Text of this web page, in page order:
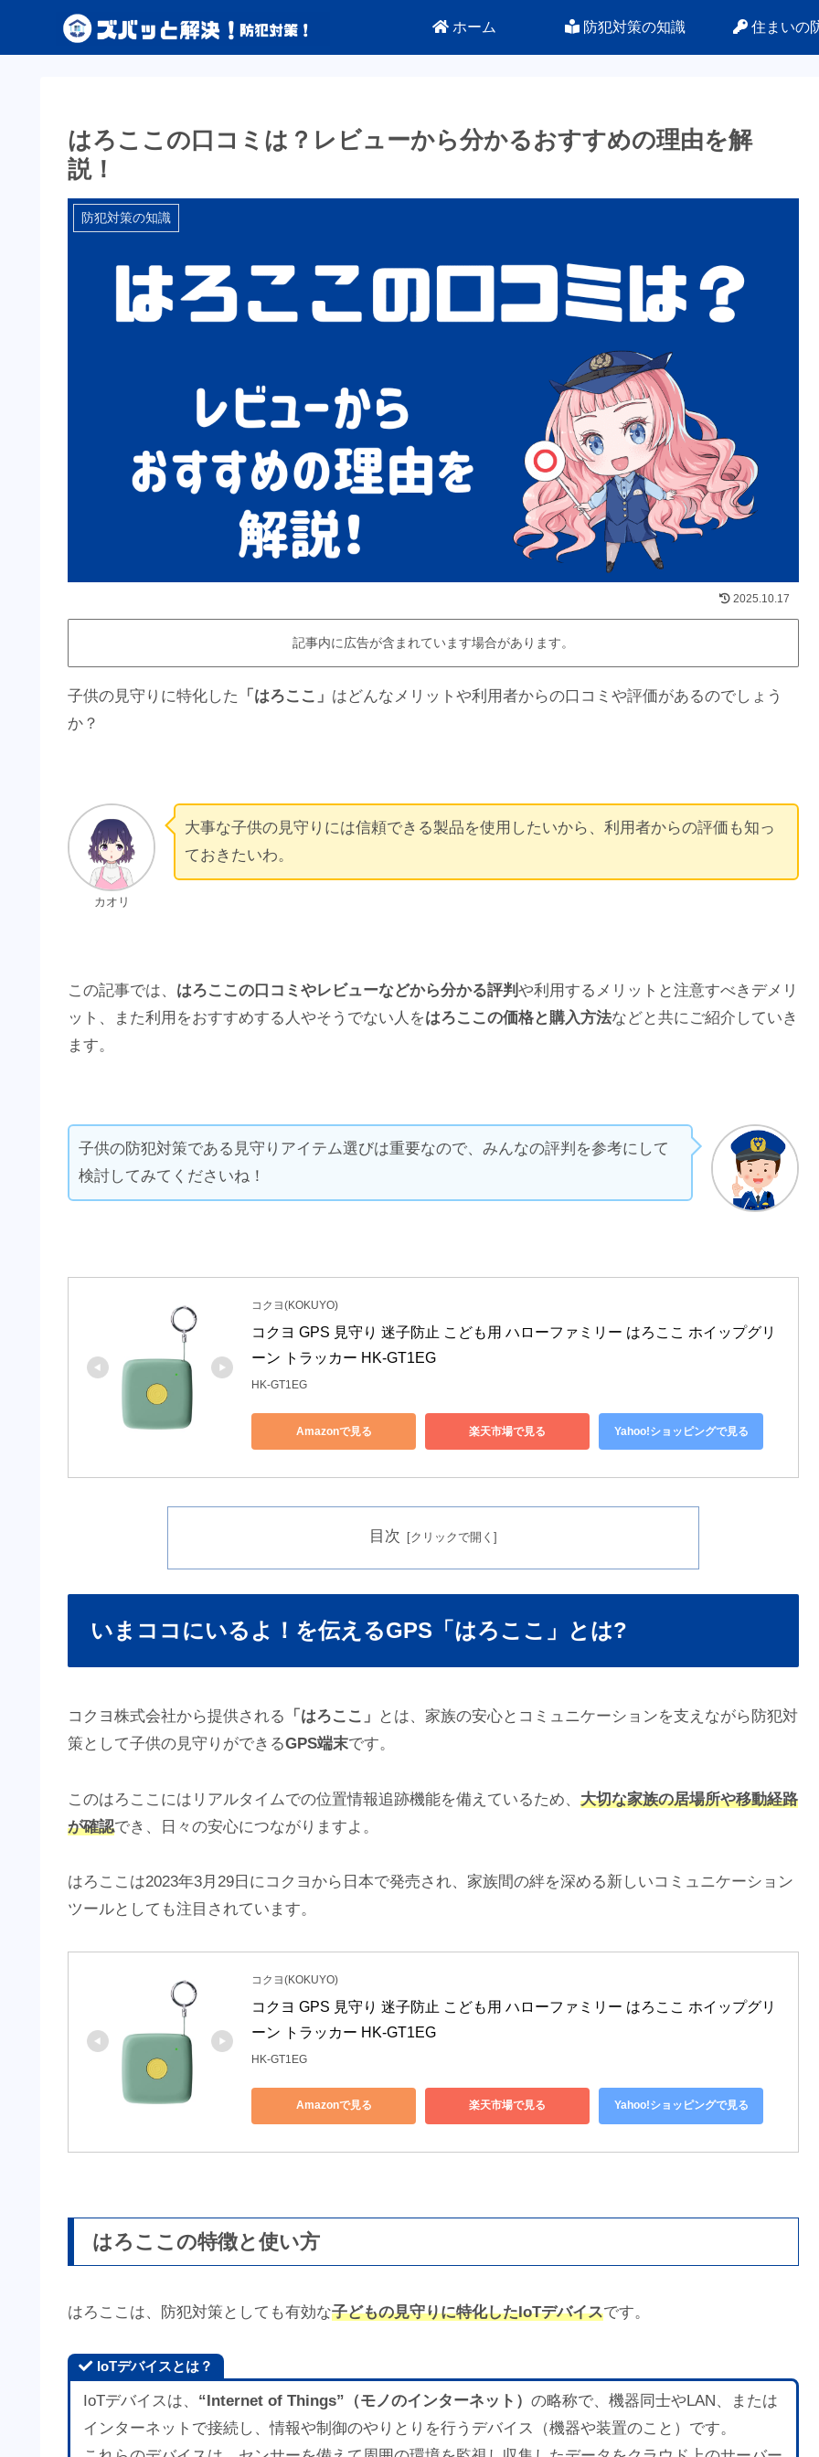
ホーム 防犯対策の知識 住まいの
はろここの口コミは？レビューから分かるおすすめの理由を解
説！
防犯対策の知識
2025.10.17
記事内に広告が含まれています場合があります。
子供の見守りに特化した 「はろここ」 はどんなメリットや利用者からの口コミや評価があるのでしょう
か？
カオリ
大事な子供の見守りには信頼できる製品を使用したいから、利用者からの評価も知っ
ておきたいわ。
この記事では、 はろここの口コミやレビューなどから分かる評判や利用するメリットと注意すべきデメリ
ット、また利用をおすすめする人やそうでない人をはろここの価格と購入方法などと共にご紹介していき
ます。
子供の防犯対策である見守りアイテム選びは重要なので、みんなの評判を参考にして
検討してみてくださいね！
コクヨ(KOKUYO)
コクヨ GPS 見守り 迷子防止 こども用 ハローファミリー はろここ ホイップグリ
ーン トラッカー HK-GT1EG
HK-GT1EG
Amazonで見る 楽天市場で見る Yahoo!ショッピングで見る
目次
いまココにいるよ！を伝えるGPS「はろここ」とは?
コクヨ株式会社から提供される 「はろここ」
とは、家族の安心とコミュニケーションを支えながら防犯対
策として子供の見守りができるGPS端末です。
このはろここにはリアルタイムでの位置情報追跡機能を備えているため、 大切な家族の居場所や移動経路
が確認でき、日々の安心につながりますよ。
はろここは2023年3月29日にコクヨから日本で発売され、家族間の絆を深める新しいコミュニケーション
ツールとしても注目されています。
コクヨ(KOKUYO)
コクヨ GPS 見守り 迷子防止 こども用 ハローファミリー はろここ ホイップグリ
ーン トラッカー HK-GT1EG
HK-GT1EG
Amazonで見る 楽天市場で見る Yahoo!ショッピングで見る
はろここの特徴と使い方
はろここは、防犯対策としても有効な子どもの見守りに特化したIoTデバイスです。
IoTデバイスとは？
IoTデバイスは、 “Internet of Things”（モノのインターネット） の略称で、機器同士やLAN、または
インターネットで接続し、情報や制御のやりとりを行うデバイス（機器や装置のこと）です。